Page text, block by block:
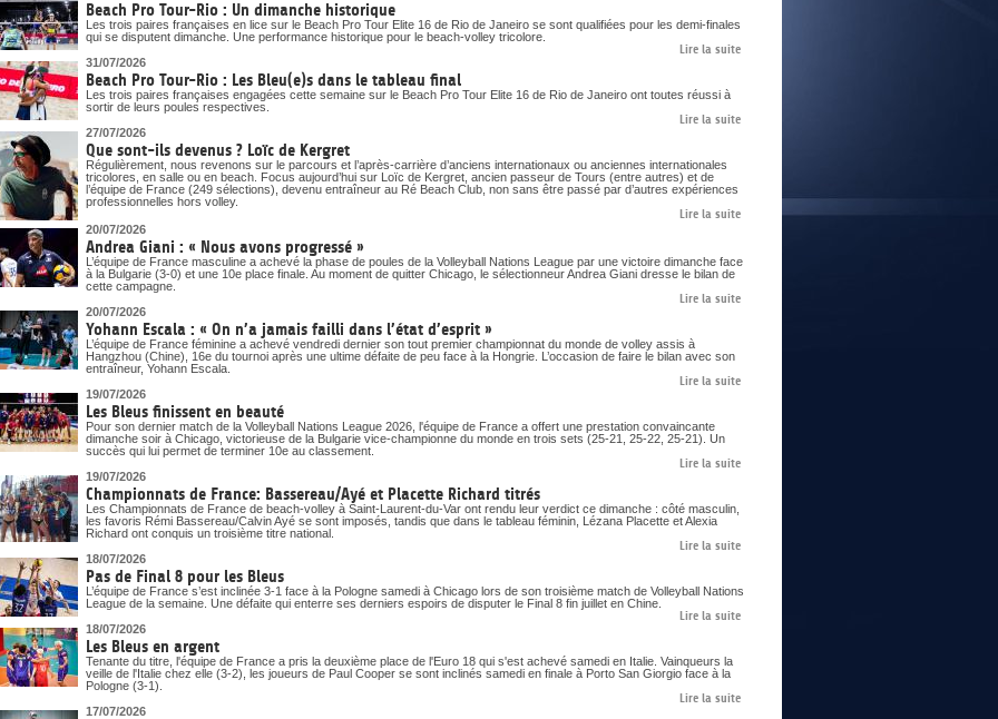
Beach Pro Tour-Rio : Un dimanche historique
Les trois paires françaises en lice sur le Beach Pro Tour Elite 16 de Rio de Janeiro se sont qualifiées pour les demi-finales
qui se disputent dimanche. Une performance historique pour le beach-volley tricolore.
Lire la suite
31/07/2026
Beach Pro Tour-Rio : Les Bleu(e)s dans le tableau final
Les trois paires françaises engagées cette semaine sur le Beach Pro Tour Elite 16 de Rio de Janeiro ont toutes réussi à
sortir de leurs poules respectives.
Lire la suite
27/07/2026
Que sont-ils devenus ? Loïc de Kergret
Régulièrement, nous revenons sur le parcours et l’après-carrière d’anciens internationaux ou anciennes internationales
tricolores, en salle ou en beach. Focus aujourd’hui sur Loïc de Kergret, ancien passeur de Tours (entre autres) et de
l’équipe de France (249 sélections), devenu entraîneur au Ré Beach Club, non sans être passé par d’autres expériences
professionnelles hors volley.
Lire la suite
20/07/2026
Andrea Giani : « Nous avons progressé »
L’équipe de France masculine a achevé la phase de poules de la Volleyball Nations League par une victoire dimanche face
à la Bulgarie (3-0) et une 10e place finale. Au moment de quitter Chicago, le sélectionneur Andrea Giani dresse le bilan de
cette campagne.
Lire la suite
20/07/2026
Yohann Escala : « On n’a jamais failli dans l’état d’esprit »
L’équipe de France féminine a achevé vendredi dernier son tout premier championnat du monde de volley assis à
Hangzhou (Chine), 16e du tournoi après une ultime défaite de peu face à la Hongrie. L’occasion de faire le bilan avec son
entraîneur, Yohann Escala.
Lire la suite
19/07/2026
Les Bleus finissent en beauté
Pour son dernier match de la Volleyball Nations League 2026, l'équipe de France a offert une prestation convaincante
dimanche soir à Chicago, victorieuse de la Bulgarie vice-championne du monde en trois sets (25-21, 25-22, 25-21). Un
succès qui lui permet de terminer 10e au classement.
Lire la suite
19/07/2026
Championnats de France: Bassereau/Ayé et Placette Richard titrés
Les Championnats de France de beach-volley à Saint-Laurent-du-Var ont rendu leur verdict ce dimanche : côté masculin,
les favoris Rémi Bassereau/Calvin Ayé se sont imposés, tandis que dans le tableau féminin, Lézana Placette et Alexia
Richard ont conquis un troisième titre national.
Lire la suite
18/07/2026
Pas de Final 8 pour les Bleus
L’équipe de France s’est inclinée 3-1 face à la Pologne samedi à Chicago lors de son troisième match de Volleyball Nations
League de la semaine. Une défaite qui enterre ses derniers espoirs de disputer le Final 8 fin juillet en Chine.
Lire la suite
18/07/2026
Les Bleus en argent
Tenante du titre, l'équipe de France a pris la deuxième place de l'Euro 18 qui s'est achevé samedi en Italie. Vainqueurs la
veille de l'Italie chez elle (3-2), les joueurs de Paul Cooper se sont inclinés samedi en finale à Porto San Giorgio face à la
Pologne (3-1).
Lire la suite
17/07/2026